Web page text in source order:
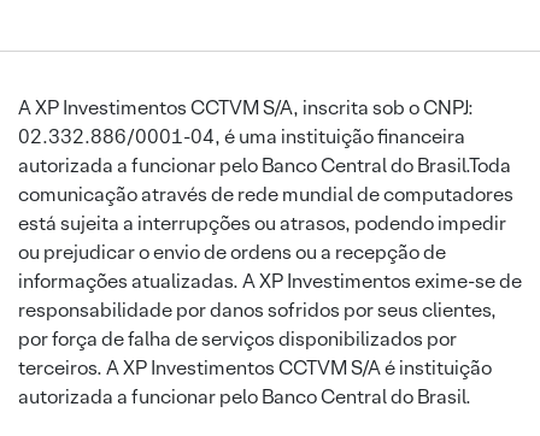
A XP Investimentos CCTVM S/A, inscrita sob o CNPJ:
02.332.886/0001-04, é uma instituição financeira
autorizada a funcionar pelo Banco Central do Brasil.Toda
comunicação através de rede mundial de computadores
está sujeita a interrupções ou atrasos, podendo impedir
ou prejudicar o envio de ordens ou a recepção de
informações atualizadas. A XP Investimentos exime-se de
responsabilidade por danos sofridos por seus clientes,
por força de falha de serviços disponibilizados por
terceiros. A XP Investimentos CCTVM S/A é instituição
autorizada a funcionar pelo Banco Central do Brasil.